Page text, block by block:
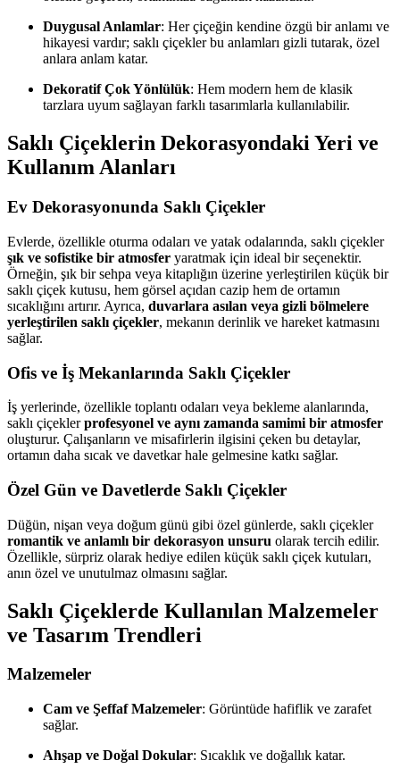
Duygusal Anlamlar: Her çiçeğin kendine özgü bir anlamı ve
hikayesi vardır; saklı çiçekler bu anlamları gizli tutarak, özel
anlara anlam katar.
Dekoratif Çok Yönlülük: Hem modern hem de klasik
tarzlara uyum sağlayan farklı tasarımlarla kullanılabilir.
Saklı Çiçeklerin Dekorasyondaki Yeri ve
Kullanım Alanları
Ev Dekorasyonunda Saklı Çiçekler
Evlerde, özellikle oturma odaları ve yatak odalarında, saklı çiçekler
şık ve sofistike bir atmosfer yaratmak için ideal bir seçenektir.
Örneğin, şık bir sehpa veya kitaplığın üzerine yerleştirilen küçük bir
saklı çiçek kutusu, hem görsel açıdan cazip hem de ortamın
sıcaklığını artırır. Ayrıca, duvarlara asılan veya gizli bölmelere
yerleştirilen saklı çiçekler, mekanın derinlik ve hareket katmasını
sağlar.
Ofis ve İş Mekanlarında Saklı Çiçekler
İş yerlerinde, özellikle toplantı odaları veya bekleme alanlarında,
saklı çiçeklerprofesyonel ve aynı zamanda samimi bir atmosfer
oluşturur. Çalışanların ve misafirlerin ilgisini çeken bu detaylar,
ortamın daha sıcak ve davetkar hale gelmesine katkı sağlar.
Özel Gün ve Davetlerde Saklı Çiçekler
Düğün, nişan veya doğum günü gibi özel günlerde, saklı çiçekler
romantik ve anlamlı bir dekorasyon unsuru olarak tercih edilir.
Özellikle, sürpriz olarak hediye edilen küçük saklı çiçek kutuları,
anın özel ve unutulmaz olmasını sağlar.
Saklı Çiçeklerde Kullanılan Malzemeler
ve Tasarım Trendleri
Malzemeler
Cam ve Şeffaf Malzemeler: Görüntüde hafiflik ve zarafet
sağlar.
Ahşap ve Doğal Dokular: Sıcaklık ve doğallık katar.